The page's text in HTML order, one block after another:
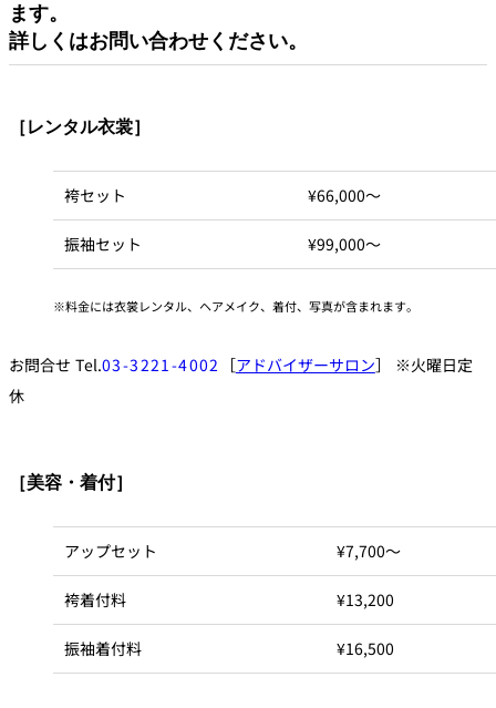
ます。
詳しくはお問い合わせください。
［レンタル衣裳］
袴セット ¥66,000～
振袖セット ¥99,000～
料金には衣裳レンタル、ヘアメイク、着付、写真が含まれます。
お問合せ Tel.03-3221-4002 ［アドバイザーサロン］ ※火曜日定
休
［美容・着付］
アップセット ¥7,700〜
袴着付料 ¥13,200
振袖着付料 ¥16,500